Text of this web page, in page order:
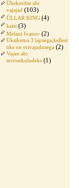
Ühekordse abi
vajajad (103)
ÜLLAR KING (4)
kaits (3)
Melani Ivanov (2)
Üksikema 3 lapsega,kellest
üks on erivajadusega (2)
Vajan abi
tervisekuludeks (1)